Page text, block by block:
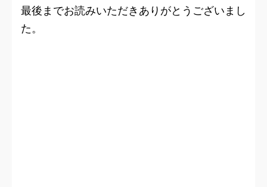
最後までお読みいただきありがとうございまし
た。